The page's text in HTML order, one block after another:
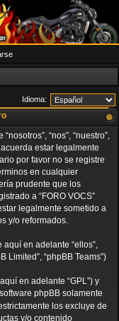
Idioma:
“nos”, “nuestro”,
acuerda estar legalmente
por favor no se registre
en cualquier
prudente que los
a “FORO VOCS”
legalmente sometido a
y/o reformados.
en adelante “ellos”,
Limited”, “phpBB Teams”)
en adelante “GPL”) y
phpBB solamente
los excluye de
y/o contenido